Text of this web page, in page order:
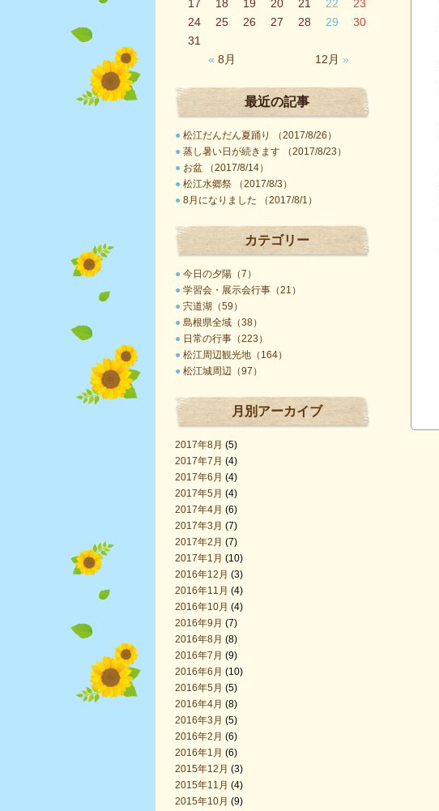
« 8月 12月 »
17
18 19 20 21 22
23
24
25 26 27 28 29
30
31
最近の記事
● 松江だんだん夏踊り （2017/8/26）
● 蒸し暑い日が続きます （2017/8/23）
● お盆 （2017/8/14）
● 松江水郷祭 （2017/8/3）
● 8月になりました （2017/8/1）
カテゴリー
● 今日の夕陽（7）
● 学習会・展示会行事（21）
● 宍道湖（59）
● 島根県全域（38）
● 日常の行事（223）
● 松江周辺観光地（164）
● 松江城周辺（97）
月別アーカイブ
2017年8月 (5)
2017年7月 (4)
2017年6月 (4)
2017年5月 (4)
2017年4月 (6)
2017年3月 (7)
2017年2月 (7)
2017年1月 (10)
2016年12月 (3)
2016年11月 (4)
2016年10月 (4)
2016年9月 (7)
2016年8月 (8)
2016年7月 (9)
2016年6月 (10)
2016年5月 (5)
2016年4月 (8)
2016年3月 (5)
2016年2月 (6)
2016年1月 (6)
2015年12月 (3)
2015年11月 (4)
2015年10月 (9)